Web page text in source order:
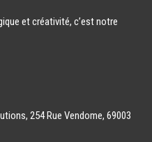
et créativité, c’est notre
254 Rue Vendome, 69003